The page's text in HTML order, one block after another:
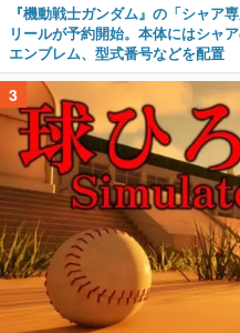
『機動戦士ガンダム』の「シャ
リールが予約開始。本体にはシャ
エンブレム、型式番号などを配置
3